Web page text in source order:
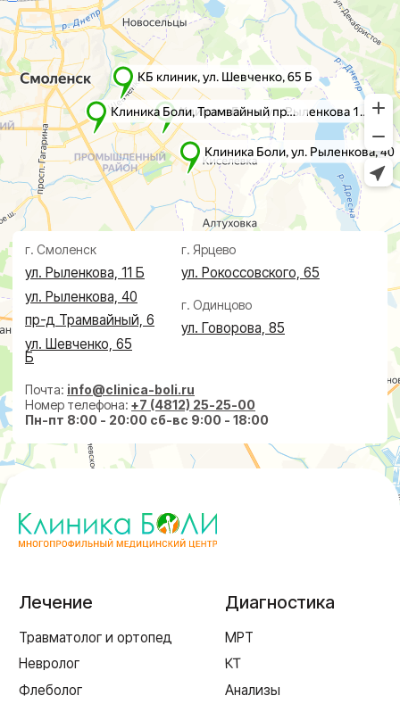
+7 (4812) 25-25-00
ул. Рыленкова, 11 Б
ул. Рыленкова, 40
пр-д Трамвайный, 6
Пн-пт 8:00 - 20:00 сб-вс 9:00 - 18:00
Диагностика
МРТ
КТ
Анализы
Чек-Апы
Лечение
Травматолог и ортопед
Невролог
Проктолог
Флеболог
Нейрохирург
Дерматолог
Косметолог
Терапевт
Капельницы здоровья
Лечение по ДМС
Лечебные блокады
хирургия
На суставах
На позвоночнике
По проктологии
По флебологии
Врачи
Пациентам